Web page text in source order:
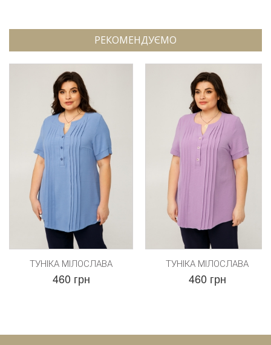
РЕКОМЕНДУЄМО
ТУНІКА МІЛОСЛАВА
460 грн
ТУНІКА МІЛОСЛАВА
460 грн